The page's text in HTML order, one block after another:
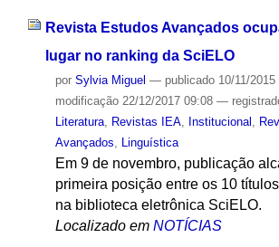
Revista Estudos Avançados
lugar no ranking da SciELO
por Sylvia Miguel — publicado10/11/2015
modificação22/12/2017 09:08 —
Literatura, Revistas IEA, Institucional
Avançados
Linguística
Em 9 de novembro, publicação
primeira posição entre os 10
na biblioteca eletrônica SciELO.
Localizado em NOTÍCIAS